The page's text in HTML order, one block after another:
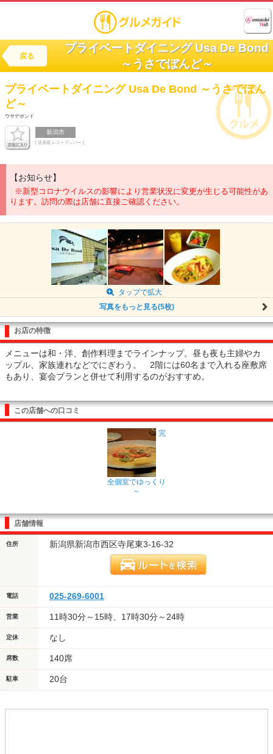
戻る
プライベートダイニング Usa De Bond
～うさでぼんど～
プライベートダイニング Usa De Bond ～うさでぼん
ど～
ウサデボンド
新潟市
[ 居酒屋,レストランバー ]
【お知らせ】
※新型コロナウイルスの影響により営業状況に変更が生じる可能性があ
ります。訪問の際は店舗に直接ご確認ください。
タップで拡大
写真をもっと見る(5枚)
お店の特徴
メニューは和・洋、創作料理までラインナップ。昼も夜も主婦やカ
ップル、家族連れなどでにぎわう。 2階には60名まで入れる座敷席
もあり、宴会プランと併せて利用するのがおすすめ。
この店舗への口コミ
完
全個室でゆっくり
～
店舗情報
住所 新潟県新潟市西区寺尾東3-16-32
電話 025-269-6001
営業 11時30分～15時、17時30分～24時
定休 なし
席数 140席
駐車 20台